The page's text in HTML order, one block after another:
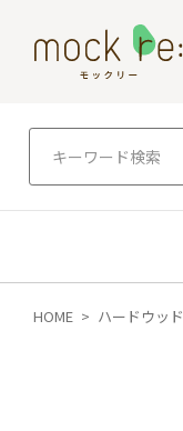
HOME ハードウッド